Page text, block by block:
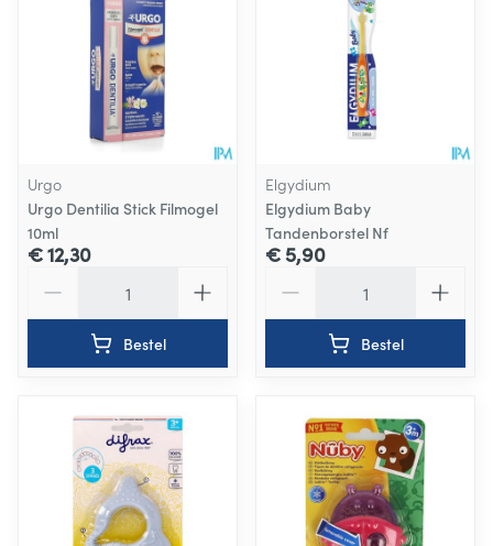
Urgo
Urgo Dentilia Stick Filmogel
10ml
€ 12,30
Bestel
Elgydium
Elgydium Baby
Tandenborstel Nf
€ 5,90
Bestel